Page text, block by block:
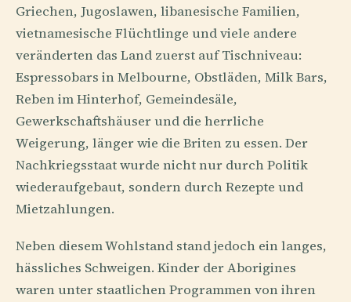
Griechen, Jugoslawen, libanesische Familien,
vietnamesische Flüchtlinge und viele andere
veränderten das Land zuerst auf Tischniveau:
Espressobars in Melbourne, Obstläden, Milk Bars,
Reben im Hinterhof, Gemeindesäle,
Gewerkschaftshäuser und die herrliche
Weigerung, länger wie die Briten zu essen. Der
Nachkriegsstaat wurde nicht nur durch Politik
wiederaufgebaut, sondern durch Rezepte und
Mietzahlungen.
Neben diesem Wohlstand stand jedoch ein langes,
hässliches Schweigen. Kinder der Aborigines
waren unter staatlichen Programmen von ihren